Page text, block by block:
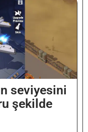
seviyesini
şekilde